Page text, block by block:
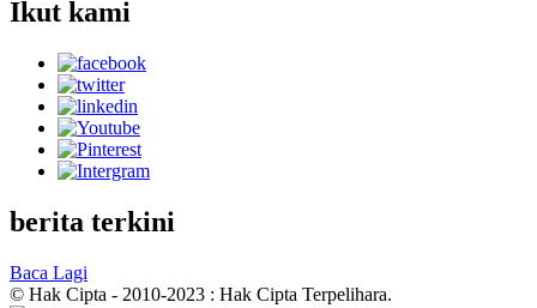
Ikut kami
berita terkini
Baca Lagi
© Hak Cipta - 2010-2023 : Hak Cipta Terpelihara.